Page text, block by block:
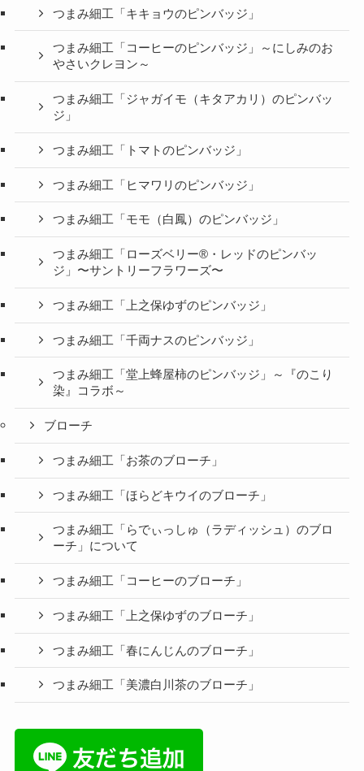
つまみ細工「キキョウのピンバッジ」
つまみ細工「コーヒーのピンバッジ」～にしみのお
やさいクレヨン～
つまみ細工「ジャガイモ（キタアカリ）のピンバッ
ジ」
つまみ細工「トマトのピンバッジ」
つまみ細工「ヒマワリのピンバッジ」
つまみ細工「モモ（白鳳）のピンバッジ」
つまみ細工「ローズベリー®・レッドのピンバッ
ジ」〜サントリーフラワーズ〜
つまみ細工「上之保ゆずのピンバッジ」
つまみ細工「千両ナスのピンバッジ」
つまみ細工「堂上蜂屋柿のピンバッジ」～『のこり
染』コラボ～
ブローチ
つまみ細工「お茶のブローチ」
つまみ細工「ほらどキウイのブローチ」
つまみ細工「らでぃっしゅ（ラディッシュ）のブロ
ーチ」について
つまみ細工「コーヒーのブローチ」
つまみ細工「上之保ゆずのブローチ」
つまみ細工「春にんじんのブローチ」
つまみ細工「美濃白川茶のブローチ」